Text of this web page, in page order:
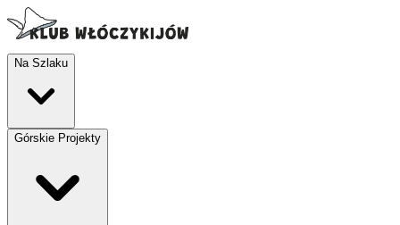
Na Szlaku
Górskie Projekty